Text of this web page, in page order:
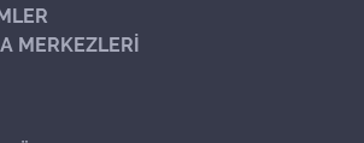
MERKEZLERİ